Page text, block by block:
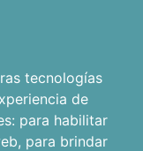
tecnologías
de
para habilitar
, para brindar